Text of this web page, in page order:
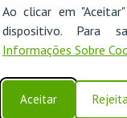
Ao clicar em
dispositivo. Para
Informações Sobre
Aceitar
Lisboa
Porto
Aveiro